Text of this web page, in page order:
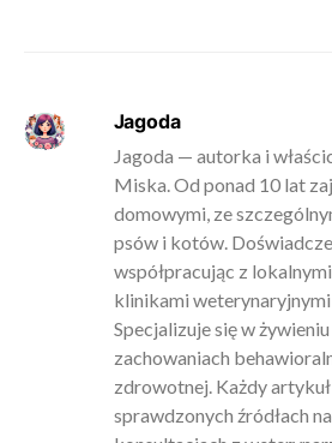
Jagoda
Jagoda — autorka i
Miska. Od ponad 10 lat
domowymi, ze
psów i kotów.
współpracując z
klinikami weterynaryjnymi
Specjalizuje się w
zachowaniach
zdrowotnej. Każdy
sprawdzonych źródłach